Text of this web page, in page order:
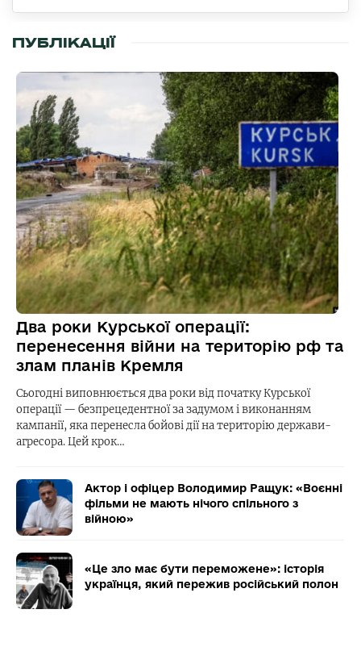
ПУБЛІКАЦІЇ
Два роки Курської операції:
перенесення війни на територію рф та
злам планів Кремля
Сьогодні виповнюється два роки від початку Курської
операції — безпрецедентної за задумом і виконанням
кампанії, яка перенесла бойові дії на територію держави-
агресора. Цей крок…
Актор і офіцер Володимир Ращук: «Воєнні
фільми не мають нічого спільного з
війною»
«Це зло має бути переможене»: історія
українця, який пережив російський полон